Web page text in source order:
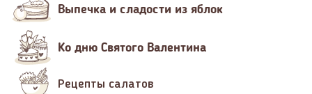
Выпечка и сладости из яблок
Ко дню Святого Валентина
Рецепты салатов